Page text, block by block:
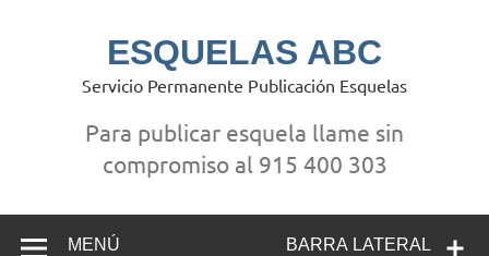
ESQUELAS ABC
Servicio Permanente Publicación Esquelas
Para publicar esquela llame sin
compromiso al 915 400 303
BARRA LATERAL
MENÚ